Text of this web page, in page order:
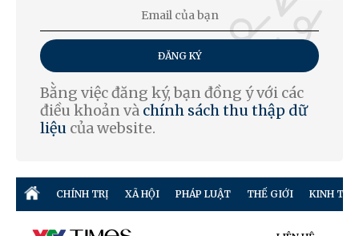
ĐĂNG KÝ
Bằng việc đăng ký, bạn đồng ý với các
điều khoản và chính sách thu thập dữ
liệu của website.
CHÍNH TRỊ XÃ HỘI PHÁP LUẬT THẾ GIỚI KINH TẾ